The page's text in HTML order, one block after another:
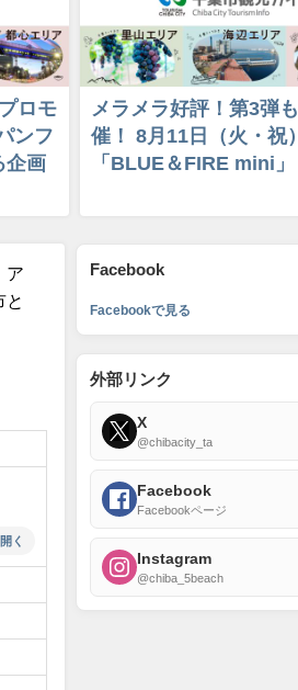
ロモ
ンフ
企画
メラメラ好評！第3弾
催！ 8月11日（火・祝）
「BLUE＆FIRE mini」
ア
と
く
Facebook
Facebookで見る
外部リンク
X
@chibacity_ta
Facebook
Facebookページ
Instagram
@chiba_5beach